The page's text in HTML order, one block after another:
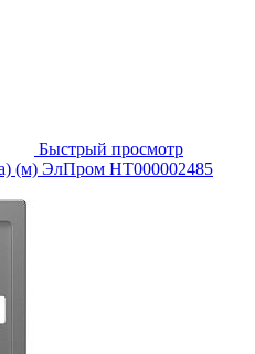
Быстрый просмотр
(м) ЭлПром НТ000002485